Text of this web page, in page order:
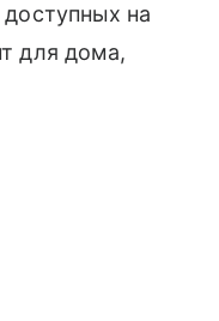
на
для дома,